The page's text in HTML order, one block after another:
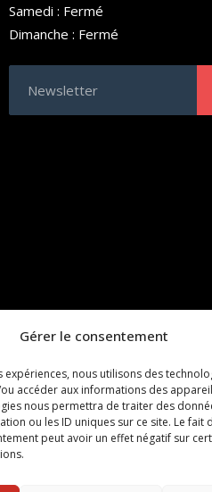
Gérer le consentement
nous utilisons des
accéder aux informations des
nous permettra de traiter des
ou les ID uniques sur ce site. Le fait
peut avoir un effet négatif sur
Samedi : Fermé
Dimanche : Fermé